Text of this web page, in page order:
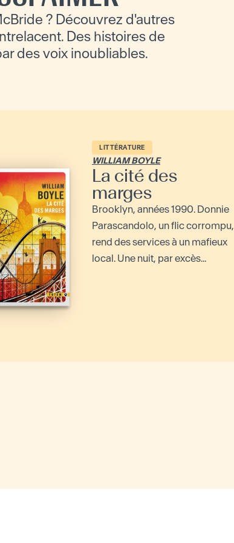
? Découvrez d'autres
Des histoires de
des voix inoubliables.
LITTÉRATURE
WILLIAM BOYLE
La cité des
marges
Brooklyn, années 1990. Donnie
Parascandolo, un flic corrompu,
rend des services à un mafieux
local. Une nuit, par excès...